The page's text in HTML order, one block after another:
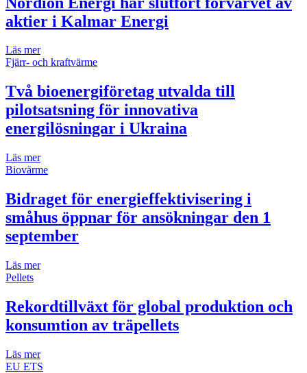
aktier i Kalmar Energi
Läs mer
Fjärr- och kraftvärme
Två bioenergiföretag utvalda till
pilotsatsning för innovativa
energilösningar i Ukraina
Läs mer
Biovärme
Bidraget för energieffektivisering i
småhus öppnar för ansökningar den 1
september
Läs mer
Pellets
Rekordtillväxt för global produktion och
konsumtion av träpellets
Läs mer
EU ETS